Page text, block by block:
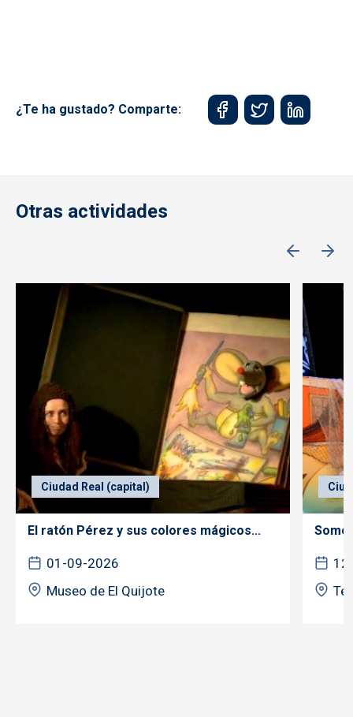
¿Te ha gustado? Comparte:
Otras actividades
Ciudad Real (capital)
El ratón Pérez y sus colores mágicos...
01-09-2026
Museo de El Quijote